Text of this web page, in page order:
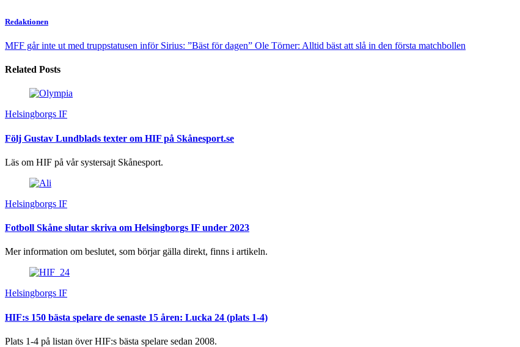
Redaktionen
MFF går inte ut med truppstatusen inför Sirius: ”Bäst för dagen” Ole Törner: Alltid bäst att slå in den första matchbollen
Related Posts
Helsingborgs IF
Följ Gustav Lundblads texter om HIF på Skånesport.se
Läs om HIF på vår systersajt Skånesport.
Helsingborgs IF
Fotboll Skåne slutar skriva om Helsingborgs IF under 2023
Mer information om beslutet, som börjar gälla direkt, finns i artikeln.
Helsingborgs IF
HIF:s 150 bästa spelare de senaste 15 åren: Lucka 24 (plats 1-4)
Plats 1-4 på listan över HIF:s bästa spelare sedan 2008.